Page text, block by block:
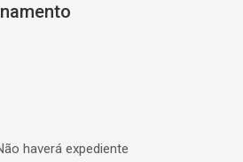
haverá expediente